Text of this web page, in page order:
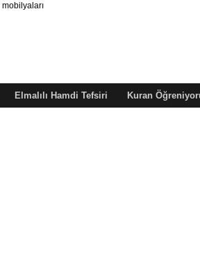
Elmalılı Hamdi Tefsiri Kuran